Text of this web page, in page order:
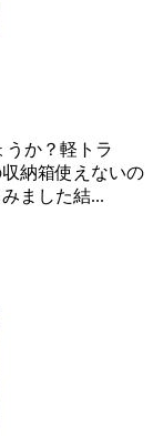
うか？軽トラ
納箱使えないの
ました結...